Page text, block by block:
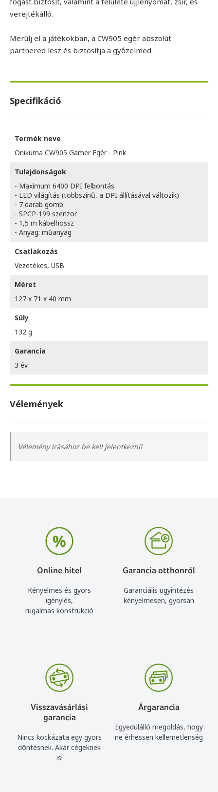
verejtékálló.
Merülj el a játékokban, a CW905 egér abszolút
partnered lesz és biztosítja a győzelmed.
Specifikáció
Termék neve
Onikuma CW905 Gamer Egér - Pink
Tulajdonságok
- Maximum 6400 DPI felbontás
- LED világítás (többszínű, a DPI állításával változik)
- 7 darab gomb
- SPCP-199 szenzor
- 1,5 m kábelhossz
- Anyag: műanyag
Csatlakozás
Vezetékes, USB
Méret
127 x 71 x 40 mm
Súly
132 g
Garancia
3 év
Vélemények
Vélemény írásához be kell jelentkezni!
Online hitel
Kényelmes és gyors
igénylés,
rugalmas konstrukció
Garancia otthonról
Garanciális ügyintézés
kényelmesen, gyorsan
Visszavásárlási
garancia
Nincs kockázata egy gyors
döntésnek. Akár cégeknek
is!
Árgarancia
Egyedülálló megoldás, hogy
ne érhessen kellemetlenség